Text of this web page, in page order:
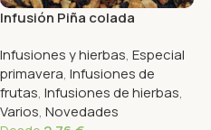
Infusión Piña colada
Infusiones y hierbas, Especial
primavera, Infusiones de
frutas, Infusiones de hierbas,
Varios, Novedades